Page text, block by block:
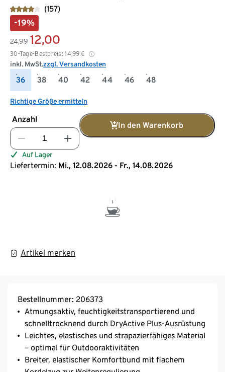
(157)
-19%
24,99 12,00
30-Tage-Bestpreis: 14,99 €
inkl. MwSt.zzgl. Versandkosten
36 38 40 42 44 46 48
Richtige Größe ermitteln
Anzahl
In den Warenkorb
Auf Lager
Liefertermin: Mi., 12.08.2026 - Fr., 14.08.2026
Artikel merken
Bestellnummer: 206373
Atmungsaktiv, feuchtigkeitstransportierend und
schnelltrocknend durch DryActive Plus-Ausrüstung
Leichtes, elastisches und strapazierfähiges Material
– optimal für Outdooraktivitäten
Breiter, elastischer Komfortbund mit flachem